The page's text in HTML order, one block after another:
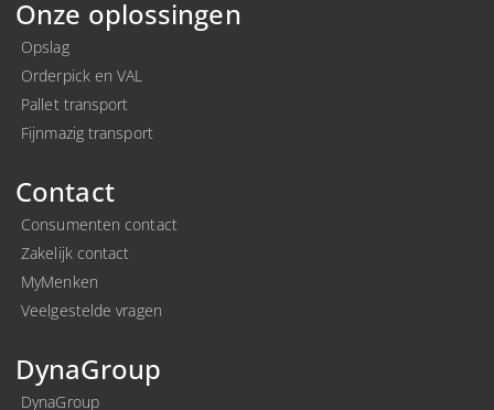
Onze oplossingen
Opslag
Orderpick en VAL
Pallet transport
Fijnmazig transport
Contact
Consumenten contact
Zakelijk contact
MyMenken
Veelgestelde vragen
DynaGroup
DynaGroup